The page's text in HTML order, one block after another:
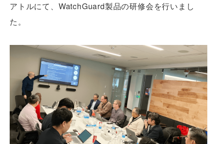
アトルにて、WatchGuard製品の研修会を行いまし
た。